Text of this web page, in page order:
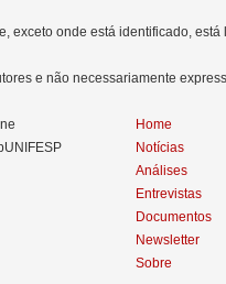
exceto onde está identificado,
e não necessariamente
Home
Notícias
Análises
Entrevistas
Documentos
Newsletter
Sobre